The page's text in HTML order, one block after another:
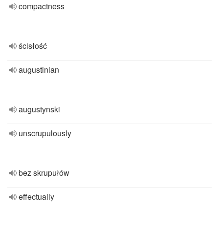
compactness
ścisłość
augustinian
augustynski
unscrupulously
bez skrupułów
effectually